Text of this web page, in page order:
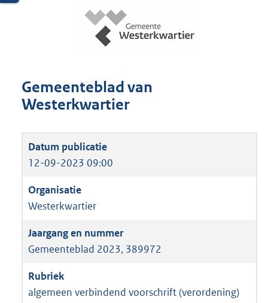
Gemeenteblad van
Westerkwartier
12-09-2023 09:00
Westerkwartier
Gemeenteblad 2023, 389972
algemeen verbindend voorschrift (verordening)